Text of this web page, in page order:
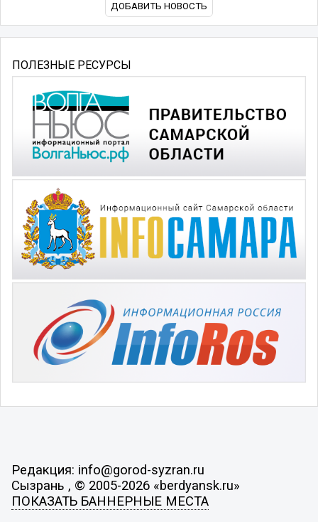
ДОБАВИТЬ НОВОСТЬ
ПОЛЕЗНЫЕ РЕСУРСЫ
Редакция: info@gorod-syzran.ru
Сызрань , © 2005-2026 «berdyansk.ru»
ПОКАЗАТЬ БАННЕРНЫЕ МЕСТА